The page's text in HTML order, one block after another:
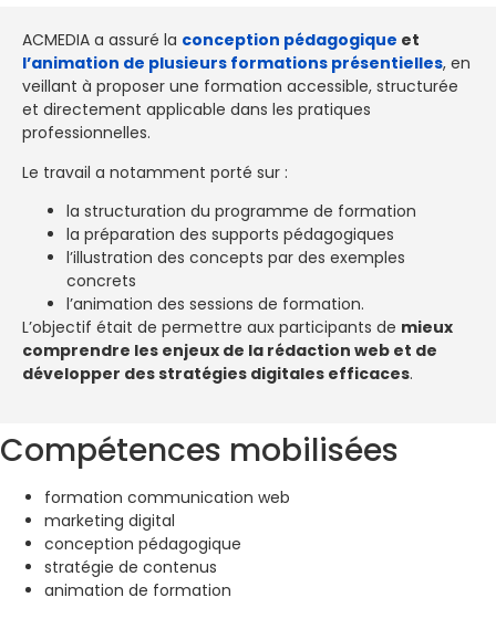
ACMEDIA a assuré la conception pédagogique et
l’animation de plusieurs formations présentielles, en
veillant à proposer une formation accessible, structurée
et directement applicable dans les pratiques
professionnelles.
Le travail a notamment porté sur :
la structuration du programme de formation
la préparation des supports pédagogiques
l’illustration des concepts par des exemples
concrets
l’animation des sessions de formation.
L’objectif était de permettre aux participants de mieux
comprendre les enjeux de la rédaction web et de
développer des stratégies digitales efficaces.
Compétences mobilisées
formation communication web
marketing digital
conception pédagogique
stratégie de contenus
animation de formation